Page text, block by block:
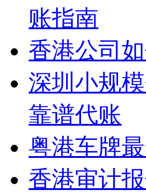
账指南
香港公司
深圳小规
靠谱代账
粤港车牌
香港审计